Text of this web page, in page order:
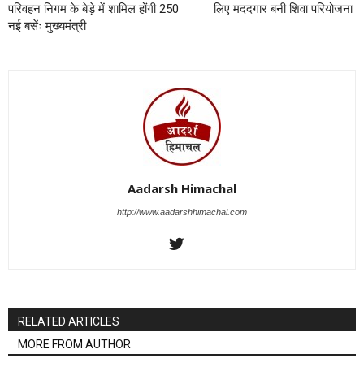
परिवहन निगम के बेड़े में शामिल होंगी 250
नई बसेंः मुख्यमंत्री
लिए मददगार बनी शिवा परियोजना
Aadarsh Himachal
http://www.aadarshhimachal.com
RELATED ARTICLES
MORE FROM AUTHOR